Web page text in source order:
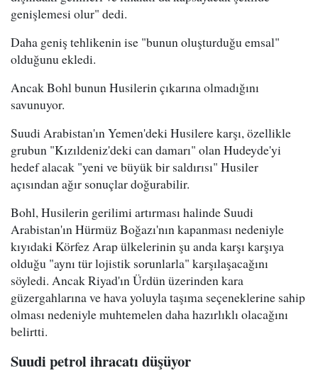
genişlemesi olur" dedi.
Daha geniş tehlikenin ise "bunun oluşturduğu emsal"
olduğunu ekledi.
Ancak Bohl bunun Husilerin çıkarına olmadığını
savunuyor.
Suudi Arabistan'ın Yemen'deki Husilere karşı, özellikle
grubun "Kızıldeniz'deki can damarı" olan Hudeyde'yi
hedef alacak "yeni ve büyük bir saldırısı" Husiler
açısından ağır sonuçlar doğurabilir.
Bohl, Husilerin gerilimi artırması halinde Suudi
Arabistan'ın Hürmüz Boğazı'nın kapanması nedeniyle
kıyıdaki Körfez Arap ülkelerinin şu anda karşı karşıya
olduğu "aynı tür lojistik sorunlarla" karşılaşacağını
söyledi. Ancak Riyad'ın Ürdün üzerinden kara
güzergahlarına ve hava yoluyla taşıma seçeneklerine sahip
olması nedeniyle muhtemelen daha hazırlıklı olacağını
belirtti.
Suudi petrol ihracatı düşüyor